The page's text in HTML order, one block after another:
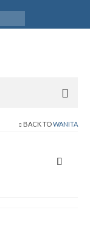
BACK TOWANITA